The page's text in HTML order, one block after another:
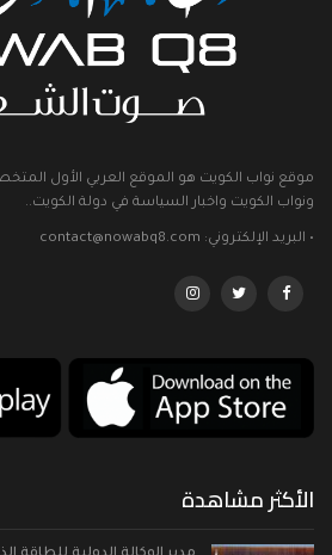
موقع نواب الكويت هو الموقع العربي الأول
ونواب الكويت واخبار السياسة في دولة الكويت..
• البريد الإلكتروني: contact@nowabq8.com
الأكثر مشاهدة